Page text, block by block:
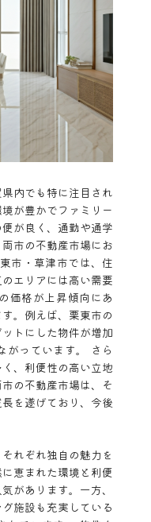
内でも特に注目され
が豊かでファミリー
が良く、通勤や通学
市の不動産市場にお
市・草津市では、住
エリアには高い需要
価格が上昇傾向にあ
。例えば、栗東市の
トにした物件が増加
がっています。 さら
、利便性の高い立地
の不動産市場は、そ
を遂げており、今後
れぞれ独自の魅力を
恵まれた環境と利便
があります。一方、
施設も充実している